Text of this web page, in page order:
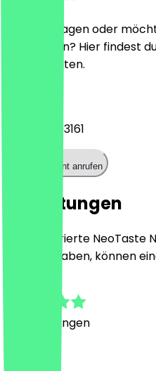
Hast du Fragen oder
reservieren? Hier findest
Kontaktdaten.
+493071093161
Restaurant anrufen
Bewertungen
Nur registrierte NeoTaste
besucht haben, können
Bewertungen